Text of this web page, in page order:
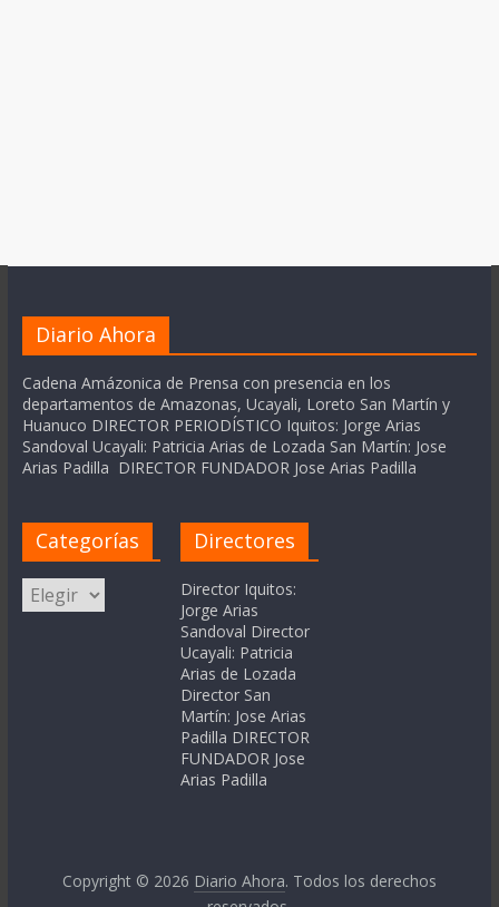
Diario Ahora
Cadena Amázonica de Prensa con presencia en los
departamentos de Amazonas, Ucayali, Loreto San Martín y
Huanuco DIRECTOR PERIODÍSTICO Iquitos: Jorge Arias
Sandoval Ucayali: Patricia Arias de Lozada San Martín: Jose
Arias Padilla DIRECTOR FUNDADOR Jose Arias Padilla
Categorías
Categorías
Directores
Director Iquitos:
Jorge Arias
Sandoval Director
Ucayali: Patricia
Arias de Lozada
Director San
Martín: Jose Arias
Padilla DIRECTOR
FUNDADOR Jose
Arias Padilla
Copyright © 2026 Diario Ahora. Todos los derechos